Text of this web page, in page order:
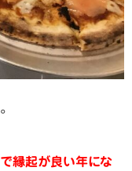
縁起が良い年にな